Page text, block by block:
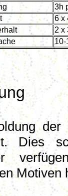
3h
6 x
2 x
10-
der
Dies
Motiven